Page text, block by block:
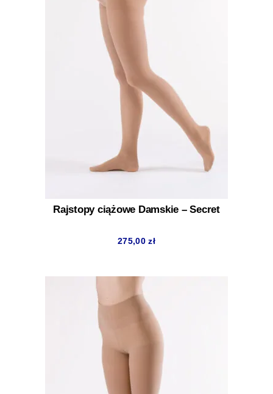
Rajstopy ciążowe Damskie – Secret
275,00zł